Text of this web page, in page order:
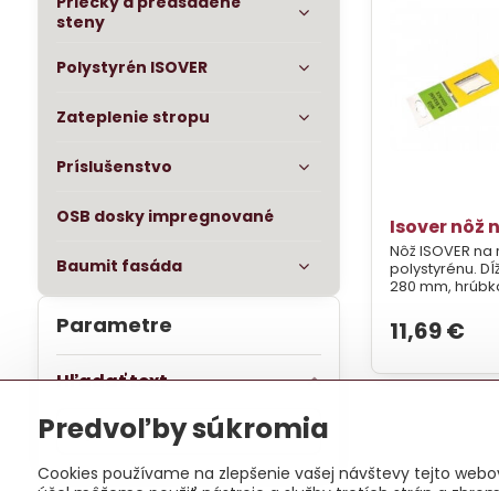
Isover nôž
Nôž ISOVER
polystyrénu.
280 mm,
11,69 €
Parametre
Hľadať text
Prehľadať
výsledky
filtra
steny
Polystyrén ISOVER
Zateplenie stropu
Príslušenstvo
OSB dosky impregnované
Baumit fasáda
Predvoľby súkromia
Cookies používame na zlepšenie vašej návštevy tejto